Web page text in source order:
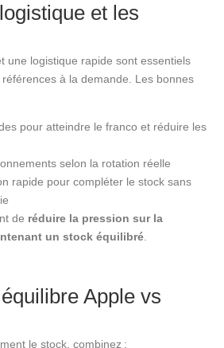
et les
une logistique rapide sont essentiels
à la demande. Les bonnes
pour atteindre le franco et réduire les
selon la rotation réelle
rapide pour compléter le stock sans
de réduire la pression sur la
un stock équilibré
Apple vs
le stock, combinez :